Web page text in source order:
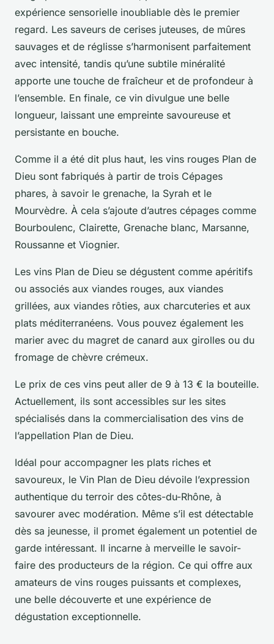
expérience sensorielle inoubliable dès le premier
regard. Les saveurs de cerises juteuses, de mûres
sauvages et de réglisse s’harmonisent parfaitement
avec intensité, tandis qu’une subtile minéralité
apporte une touche de fraîcheur et de profondeur à
l’ensemble. En finale, ce vin divulgue une belle
longueur, laissant une empreinte savoureuse et
persistante en bouche.
Comme il a été dit plus haut, les vins rouges Plan de
Dieu sont fabriqués à partir de trois Cépages
phares, à savoir le grenache, la Syrah et le
Mourvèdre. À cela s’ajoute d’autres cépages comme
Bourboulenc, Clairette, Grenache blanc, Marsanne,
Roussanne et Viognier.
Les vins Plan de Dieu se dégustent comme apéritifs
ou associés aux viandes rouges, aux viandes
grillées, aux viandes rôties, aux charcuteries et aux
plats méditerranéens. Vous pouvez également les
marier avec du magret de canard aux girolles ou du
fromage de chèvre crémeux.
Le prix de ces vins peut aller de 9 à 13 € la bouteille.
Actuellement, ils sont accessibles sur les sites
spécialisés dans la commercialisation des vins de
l’appellation Plan de Dieu.
Idéal pour accompagner les plats riches et
savoureux, le Vin Plan de Dieu dévoile l’expression
authentique du terroir des côtes-du-Rhône, à
savourer avec modération. Même s’il est détectable
dès sa jeunesse, il promet également un potentiel de
garde intéressant. Il incarne à merveille le savoir-
faire des producteurs de la région. Ce qui offre aux
amateurs de vins rouges puissants et complexes,
une belle découverte et une expérience de
dégustation exceptionnelle.